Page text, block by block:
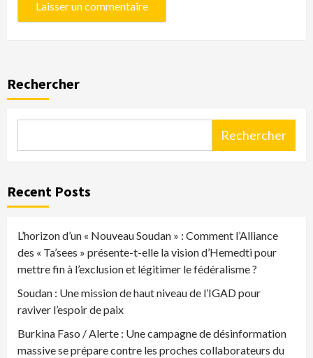
Rechercher
Rechercher
Recent Posts
L’horizon d’un « Nouveau Soudan » : Comment l’Alliance
des « Ta’sees » présente-t-elle la vision d’Hemedti pour
mettre fin à l’exclusion et légitimer le fédéralisme ?
Soudan : Une mission de haut niveau de l’IGAD pour
raviver l’espoir de paix
Burkina Faso / Alerte : Une campagne de désinformation
massive se prépare contre les proches collaborateurs du